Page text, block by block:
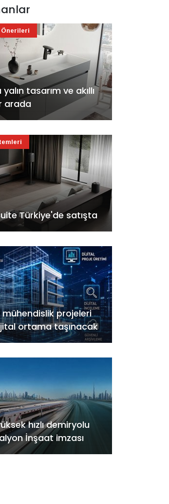
tasarım ve akıllı
arada
Önerileri
Türkiye'de satışta
mühendislik projeleri
ortama taşınacak
hızlı demiryolu
İnşaat imzası